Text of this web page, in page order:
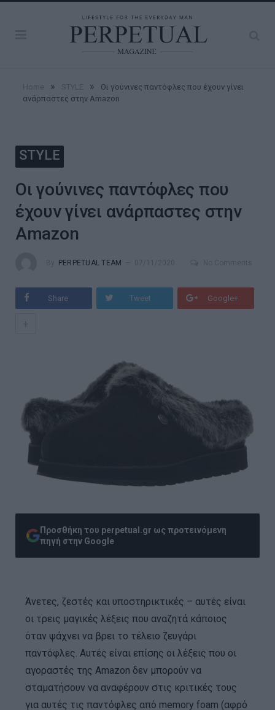
» »
Οι γούνινες παντόφλες που έχουν γίνει
ανάρπαστες στην Amazon
STYLE
Οι γούνινες παντόφλες που
έχουν γίνει ανάρπαστες στην
Amazon
PERPETUAL TEAM
Share Tweet Google+
Προσθήκη του perpetual.gr ως προτεινόμενη
πηγή στην Google
Άνετες, ζεστές και υποστηρικτικές – αυτές είναι
οι τρεις μαγικές λέξεις που αναζητά κάποιος
όταν ψάχνει να βρει το τέλειο ζευγάρι
παντόφλες. Αυτές είναι επίσης οι λέξεις που οι
αγοραστές της Amazon δεν μπορούν να
σταματήσουν να αναφέρουν στις κριτικές τους
για αυτές τις παντόφλες από memory foam (αφρό